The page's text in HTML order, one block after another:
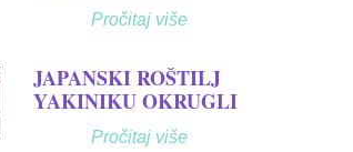
Pročitaj više
JAPANSKI ROŠTILJ
YAKINIKU OKRUGLI
Pročitaj više